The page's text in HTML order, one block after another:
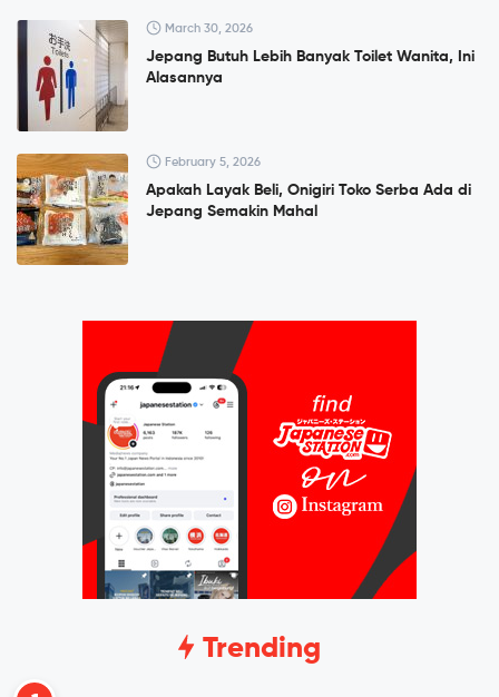
March 30, 2026
Jepang Butuh Lebih Banyak Toilet Wanita, Ini
Alasannya
February 5, 2026
Apakah Layak Beli, Onigiri Toko Serba Ada di
Jepang Semakin Mahal
Trending